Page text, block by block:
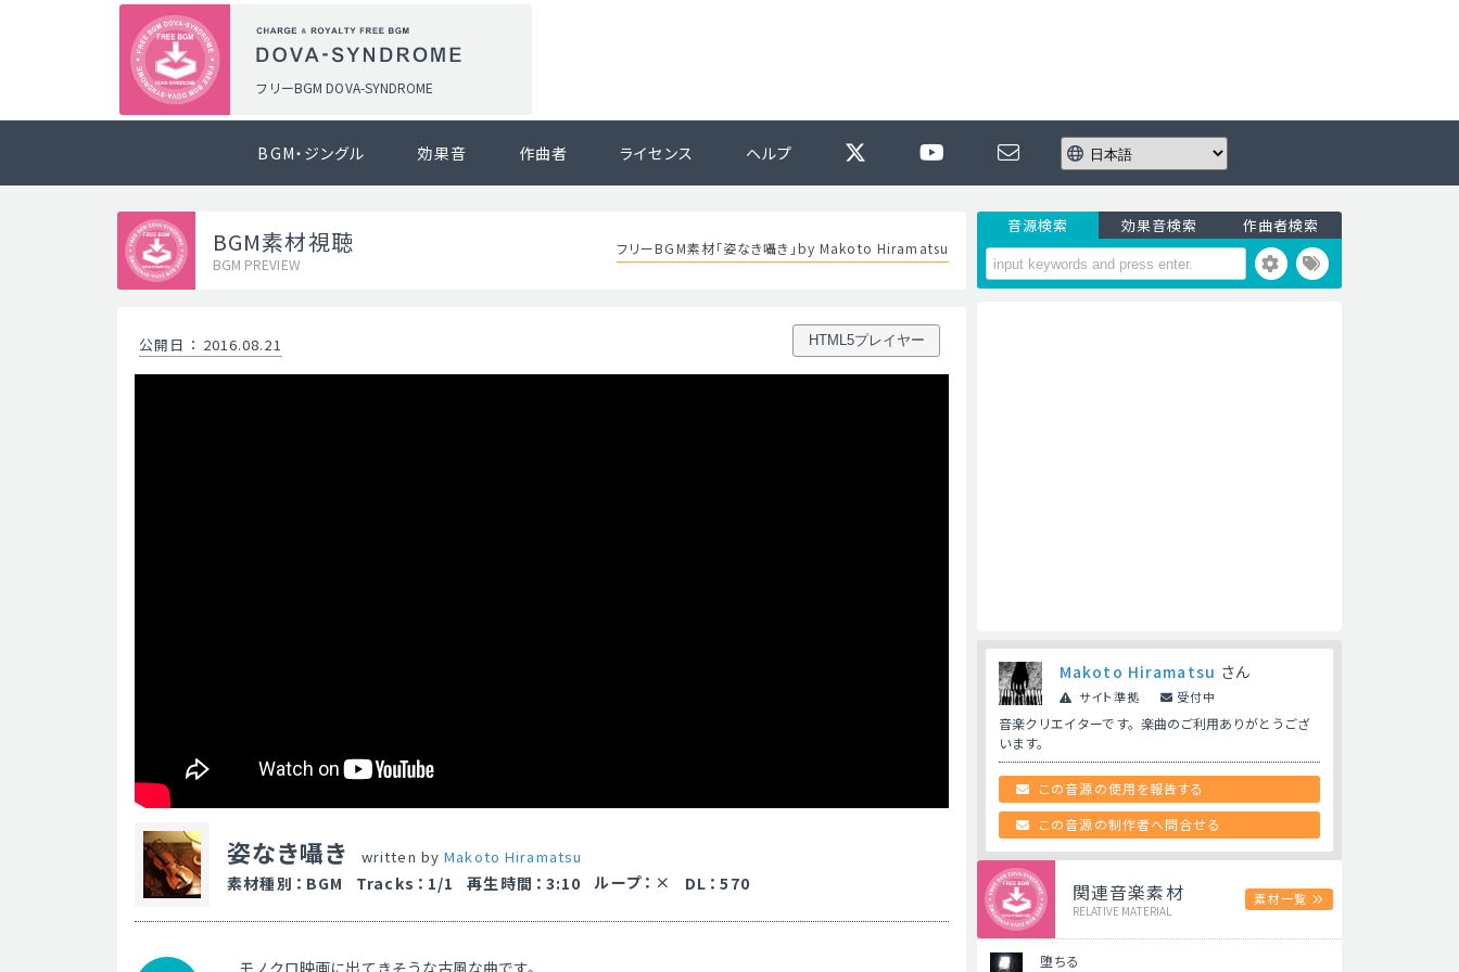
フリーBGM DOVA-SYNDROME
BGM・ジングル 効果音 作曲者 ライセンス ヘルプ
BGM素材視聴
BGM PREVIEW
フリーBGM素材「姿なき囁き」by Makoto Hiramatsu
公開日 ： 2016.08.21 HTML5プレイヤー
姿なき囁き written byMakoto Hiramatsu
素材種別 ： BGM Tracks ： 1/1 再生時間 ： 3:10 ループ ： DL ： 570
モノクロ映画に出てきそうな古風な曲です。
音源検索 効果音検索 作曲者検索
Makoto Hiramatsu さん
サイト準拠 受付中
音楽クリエイターです。楽曲のご利用ありがとうござ
います。
この音源の使用を報告する
この音源の制作者へ問合せる
関連音楽素材
RELATIVE MATERIAL
素材一覧
堕ちる